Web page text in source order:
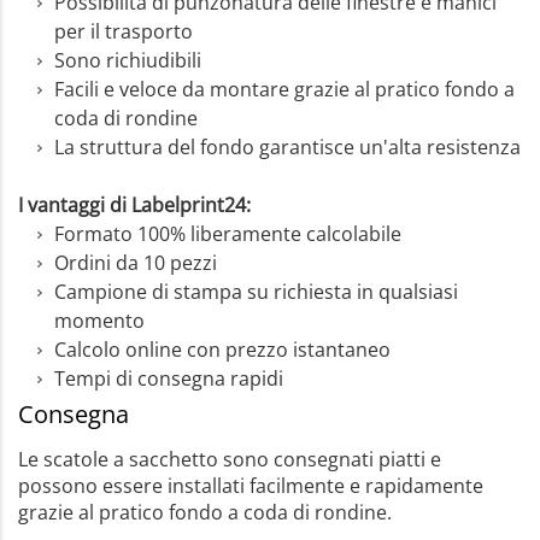
per il trasporto
Sono richiudibili
Facili e veloce da montare grazie al pratico fondo a
coda di rondine
La struttura del fondo garantisce un'alta resistenza
I vantaggi di Labelprint24:
Formato 100% liberamente calcolabile
Ordini da 10 pezzi
Campione di stampa su richiesta in qualsiasi
momento
Calcolo online con prezzo istantaneo
Tempi di consegna rapidi
Consegna
Le scatole a sacchetto sono consegnati piatti e
possono essere installati facilmente e rapidamente
grazie al pratico fondo a coda di rondine.